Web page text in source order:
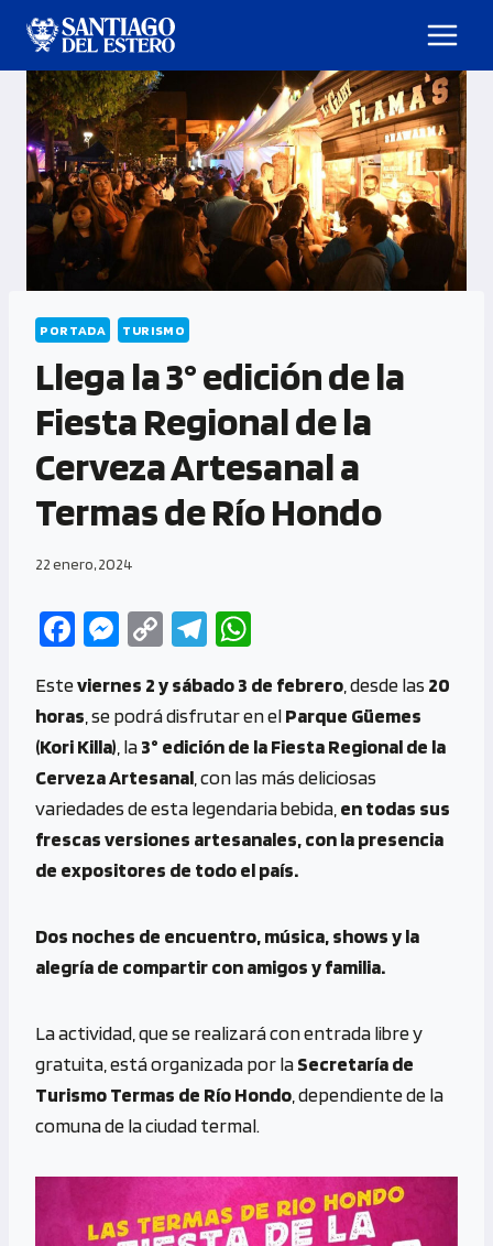
PORTADA TURISMO
Llega la 3° edición de la
Fiesta Regional de la
Cerveza Artesanal a
Termas de Río Hondo
22 enero, 2024
Fa
b
o
o
k
M
se
n
g
er
C
py
Li
n
k
Te
gr
a
m
at
s
A
p
p
Esteviernes 2 y sábado 3 de febrero , desde las 20
horas , se podrá disfrutar en elParque Güemes
(Kori Killa) , la3° edición de la Fiesta Regional de la
Cerveza Artesanal , con las más deliciosas
variedades de esta legendaria bebida, en todas sus
frescas versiones artesanales, con la presencia
de expositores de todo el país.
Dos noches de encuentro, música, shows y la
alegría de compartir con amigos y familia.
La actividad, que se realizará con entrada libre y
gratuita, está organizada por laSecretaría de
Turismo Termas de Río Hondo , dependiente de la
comuna de la ciudad termal.